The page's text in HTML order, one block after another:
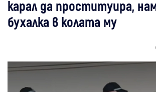
карал да проституира,
бухалка в колата му